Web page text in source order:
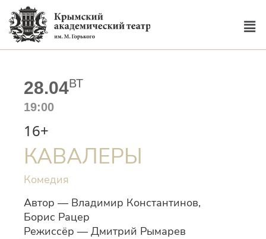
28.04ВТ
19:00
16+
Автор — Владимир Константинов,
Борис Рацер
Режиссёр — Дмитрий Рымарев
КАВАЛЕРЫ
Комедия